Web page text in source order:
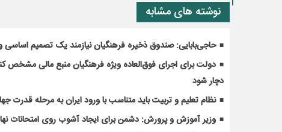
نوشته های مشابه
حاجی‌بابایی: صندوق ذخیره فرهنگیان نیازمند یک تصمیم
دولت برای اجرای فوق‌العاده ویژه فرهنگیان منبع مالی مشخص
دچار شود
نظام تعلیم و تربیت باید متناسب با ورود ایران به مرحله قدرت
وزیر آموزش و پرورش: دشمن برای ایجاد آشوب روی امتحانات